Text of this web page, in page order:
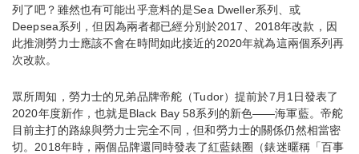
列了吧？雖然也有可能出乎意料的是Sea Dweller系列、或
Deepsea系列，但因為兩者都已經分別於2017、2018年改款，因
此推測勞力士應該不會在時間如此接近的2020年就為這兩個系列再
次改款。
眾所周知，勞力士的兄弟品牌帝舵（Tudor）提前於7月1日發表了
2020年度新作，也就是Black Bay 58系列的新色——海軍藍。帝舵
目前主打的路線與勞力士完全不同，但和勞力士的關係仍然相當密
切。2018年時，兩個品牌還同時發表了紅藍錶圈（錶迷暱稱「百事